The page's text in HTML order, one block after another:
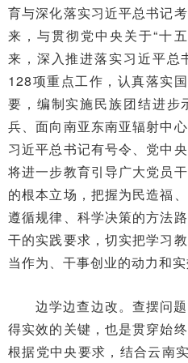
育与深化落实习近平总书记
来，与贯彻党中央关于“十
来，深入推进落实习近平总
128项重点工作，认真落实
要，编制实施民族团结进步
兵、面向南亚东南亚辐射中
习近平总书记有号令、党中
将进一步教育引导广大党员
的根本立场，把握为民造福
遵循规律、科学决策的方法
干的实践要求，切实把学习
当作为、干事创业的动力和实
边学边查边改。查摆问
得实效的关键，也是贯穿始
根据党中央要求，结合云南